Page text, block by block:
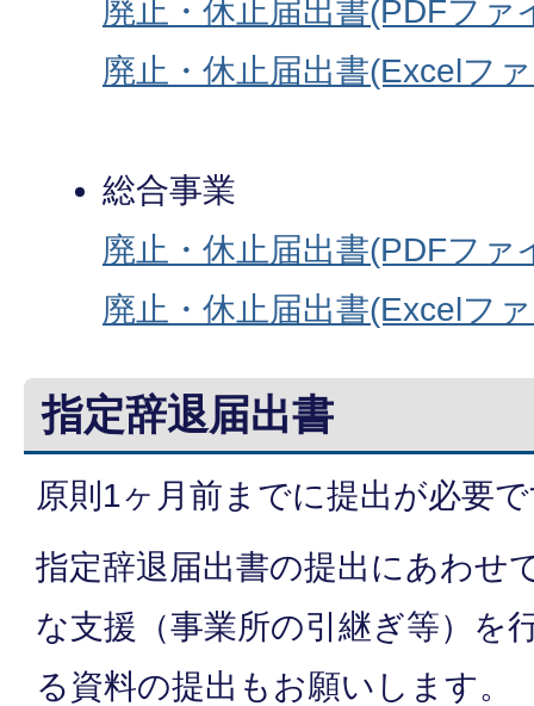
廃止・休止届出書(PDFファ
廃止・休止届出書(Excelフ
総合事業
廃止・休止届出書(PDFファ
廃止・休止届出書(Excelフ
指定辞退届出書
原則1ヶ月前までに提出が必要
指定辞退届出書の提出にあわせ
な支援（事業所の引継ぎ等）を
る資料の提出もお願いします。